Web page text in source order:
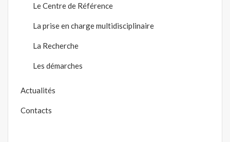
Le Centre de Référence
La prise en charge multidisciplinaire
La Recherche
Les démarches
Actualités
Contacts